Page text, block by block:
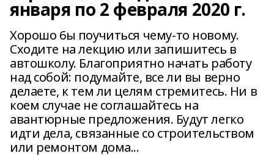
января по 2 февраля 2020 г.
Хорошо 6ы поучиться чему-то новому.
Сходите на лекцию или запишитесь в
автошколу. Благоприятно начать работу
над собой: подумайте, все ли вы верно
делаете, к тем ли целям стремитесь. Ни в
коем случае не соглашайтесь на
авантюрные предложения. Будут легко
идти дела, связанные со строительством
или ремонтом дома...